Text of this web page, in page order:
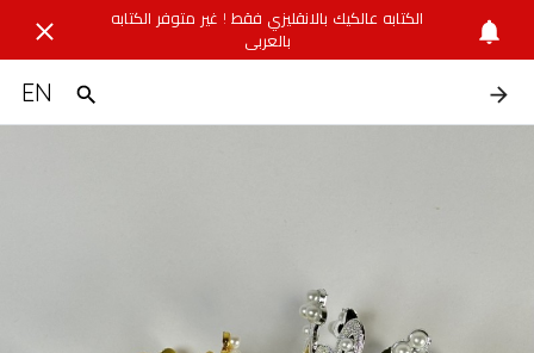
الكتابه عالكيك بالانقليزي فقط ! غير متوفر الكتابه
بالعربي
EN